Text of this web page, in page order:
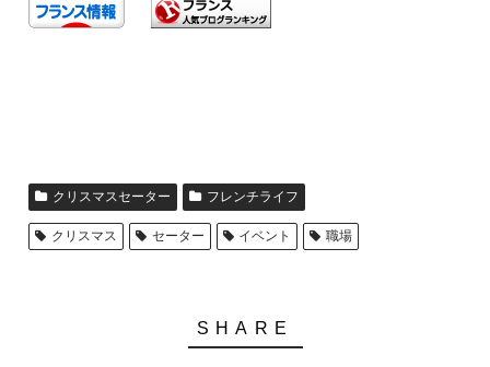
クリスマスセーター フレンチライフ
クリスマス セーター イベント 職場